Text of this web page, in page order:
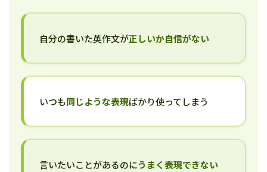
自分の書いた英作文が正しいか自信がない
いつも同じような表現ばかり使ってしまう
言いたいことがあるのにうまく表現できない